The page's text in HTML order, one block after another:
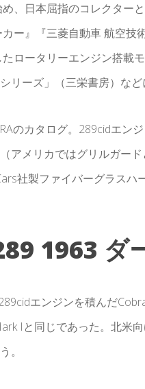
、日本屈指のコレクター
ー』『三菱自動車 航空技
ロータリーエンジン搭載
リーズ」（三栄書房）など
のカタログ。289cidエン
アメリカではグリルガー
社製ファイバーグラスハ
1963 ダ
エンジンを積んだ
Iと同じであった。北米
。